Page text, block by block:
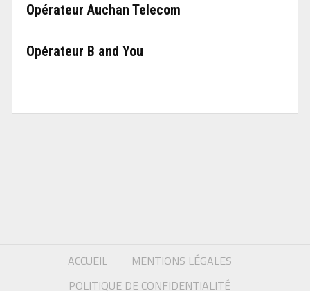
Opérateur Auchan Telecom
Opérateur B and You
ACCUEIL
MENTIONS LÉGALES
POLITIQUE DE CONFIDENTIALITÉ